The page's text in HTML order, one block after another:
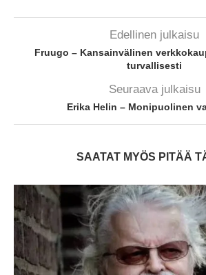
Edellinen julkaisu
Fruugo – Kansainvälinen
turvallisesti
Seuraava julkaisu
Erika Helin – Monipuolinen
SAATAT MYÖS PITÄÄ